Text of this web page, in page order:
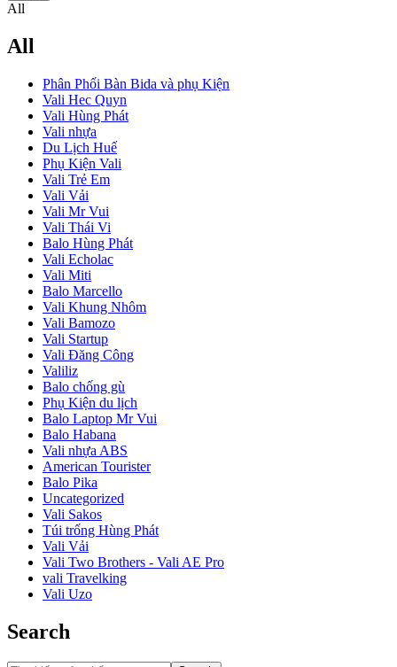
All
All
Phân Phối Bàn Bida và phụ Kiện
Vali Hec Quyn
Vali Hùng Phát
Vali nhựa
Du Lịch Huế
Phụ Kiện Vali
Vali Trẻ Em
Vali Vải
Vali Mr Vui
Vali Thái Vi
Balo Hùng Phát
Vali Echolac
Vali Miti
Balo Marcello
Vali Khung Nhôm
Vali Bamozo
Vali Startup
Vali Đăng Công
Valiliz
Balo chống gù
Phụ Kiện du lịch
Balo Laptop Mr Vui
Balo Habana
Vali nhựa ABS
American Tourister
Balo Pika
Uncategorized
Vali Sakos
Túi trống Hùng Phát
Vali Vải
Vali Two Brothers - Vali AE Pro
vali Travelking
Vali Uzo
Search